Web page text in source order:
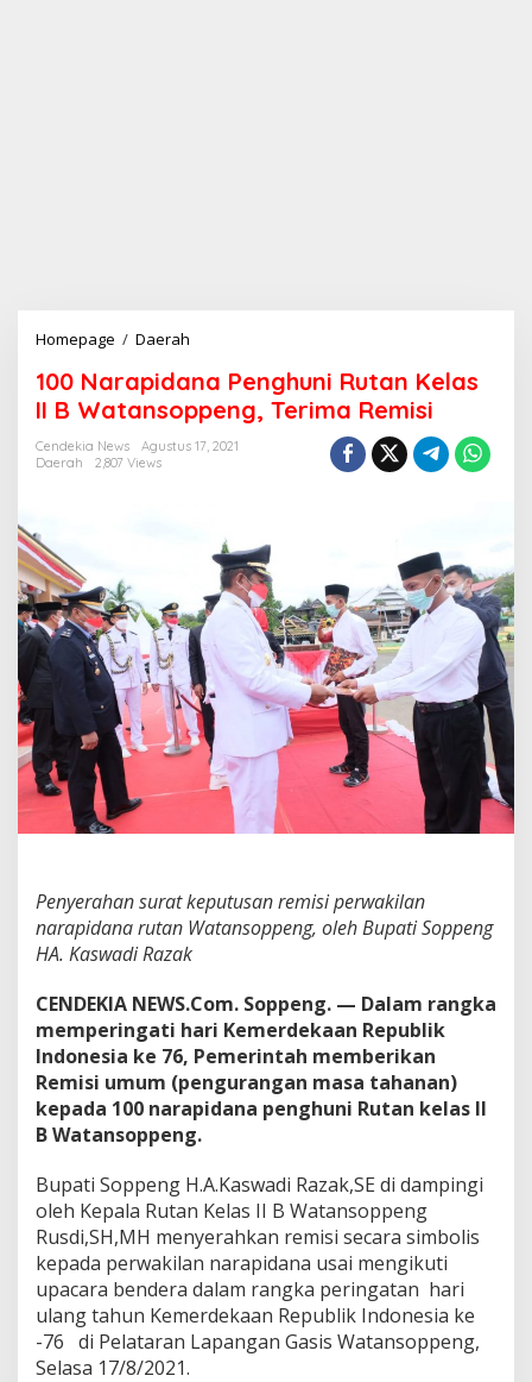
Homepage / Daerah
0
N
a
r
P
e
n
g
h
u
n
R
t
K
e
l
a
I
I
B
W
a
t
a
n
s
o
p
p
e
n
g
,
T
100 Narapidana Penghuni Rutan Kelas
II B Watansoppeng, Terima Remisi
Cendekia News
Agustus 17, 2021
Daerah
2,807 Views
Penyerahan surat keputusan remisi perwakilan
narapidana rutan Watansoppeng, oleh Bupati Soppeng
HA. Kaswadi Razak
CENDEKIA NEWS.Com. Soppeng. — Dalam rangka
memperingati hari Kemerdekaan Republik
Indonesia ke 76, Pemerintah memberikan
Remisi umum (pengurangan masa tahanan)
kepada 100 narapidana penghuni Rutan kelas II
B Watansoppeng.
Bupati Soppeng H.A.Kaswadi Razak,SE di dampingi
oleh Kepala Rutan Kelas II B Watansoppeng
Rusdi,SH,MH menyerahkan remisi secara simbolis
kepada perwakilan narapidana usai mengikuti
upacara bendera dalam rangka peringatan hari
ulang tahun Kemerdekaan Republik Indonesia ke
-76 di Pelataran Lapangan Gasis Watansoppeng,
Selasa 17/8/2021.